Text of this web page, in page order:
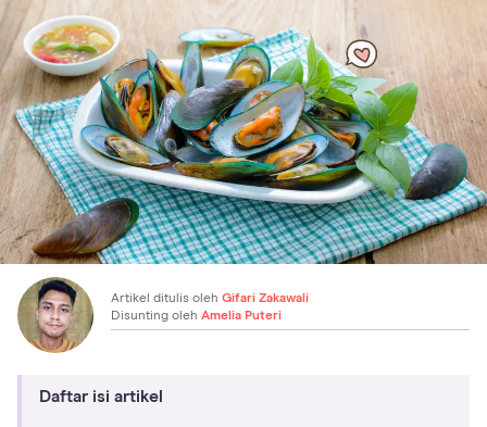
Artikel ditulis oleh Gifari Zakawali
Disunting oleh Amelia Puteri
Daftar isi artikel